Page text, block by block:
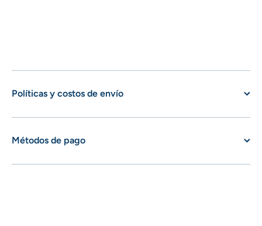
Políticas y costos de envío
Métodos de pago